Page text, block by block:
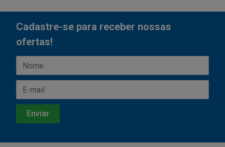
Cadastre-se para receber nossas
ofertas!